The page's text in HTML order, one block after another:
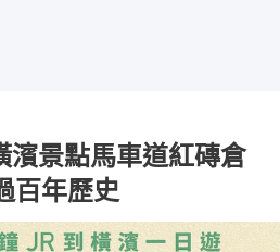
景點馬車道紅磚倉
百年歷史